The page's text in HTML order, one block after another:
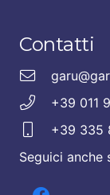
Contatti
+39 011
+39 335
Seguici anche